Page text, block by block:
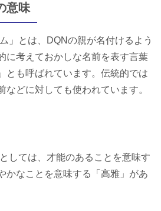
意味
」とは、DQNの親が名付けるよう
に考えておかしな名前を表す言葉
とも呼ばれています。伝統的では
などに対しても使われています。
しては、才能のあることを意味す
かなことを意味する「高雅」があ